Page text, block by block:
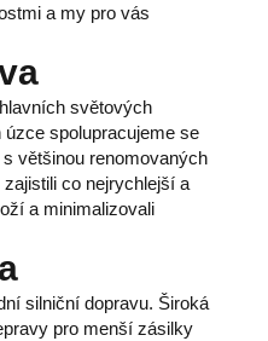
a my pro vás
světových
spolupracujeme se
většinou renomovaných
co nejrychlejší a
a minimalizovali
silniční dopravu. Široká
pro menší zásilky